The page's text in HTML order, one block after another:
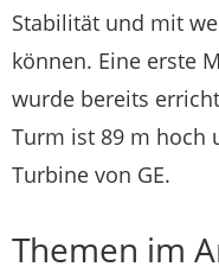
Stabilität und mit
können. Eine erste
wurde bereits
Turm ist 89 m hoch
Turbine von GE.
Themen im